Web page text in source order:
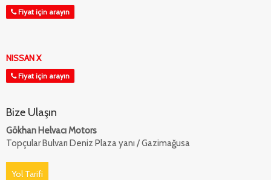
Fiyat için arayın
NISSAN X
Fiyat için arayın
Bize Ulaşın
Gökhan Helvacı Motors
Topçular Bulvarı Deniz Plaza yanı / Gazimağusa
Yol Tarifi